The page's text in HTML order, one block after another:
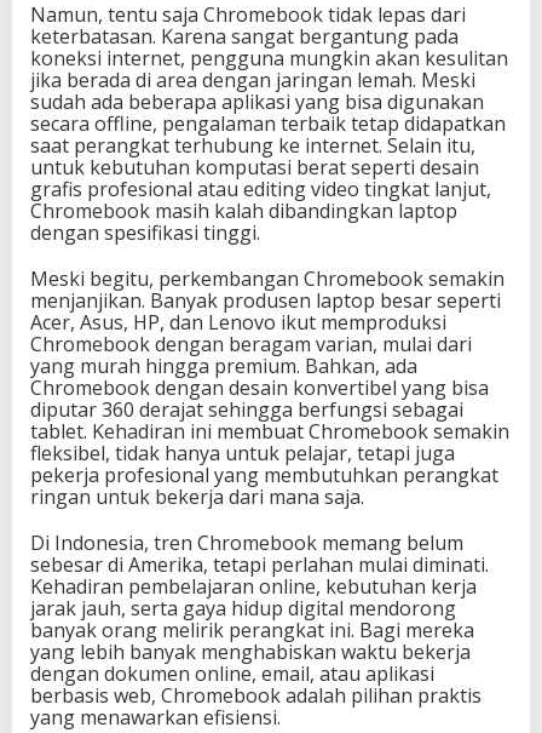
Namun, tentu saja Chromebook tidak lepas dari
keterbatasan. Karena sangat bergantung pada
koneksi internet, pengguna mungkin akan kesulitan
jika berada di area dengan jaringan lemah. Meski
sudah ada beberapa aplikasi yang bisa digunakan
secara offline, pengalaman terbaik tetap didapatkan
saat perangkat terhubung ke internet. Selain itu,
untuk kebutuhan komputasi berat seperti desain
grafis profesional atau editing video tingkat lanjut,
Chromebook masih kalah dibandingkan laptop
dengan spesifikasi tinggi.
Meski begitu, perkembangan Chromebook semakin
menjanjikan. Banyak produsen laptop besar seperti
Acer, Asus, HP, dan Lenovo ikut memproduksi
Chromebook dengan beragam varian, mulai dari
yang murah hingga premium. Bahkan, ada
Chromebook dengan desain konvertibel yang bisa
diputar 360 derajat sehingga berfungsi sebagai
tablet. Kehadiran ini membuat Chromebook semakin
fleksibel, tidak hanya untuk pelajar, tetapi juga
pekerja profesional yang membutuhkan perangkat
ringan untuk bekerja dari mana saja.
Di Indonesia, tren Chromebook memang belum
sebesar di Amerika, tetapi perlahan mulai diminati.
Kehadiran pembelajaran online, kebutuhan kerja
jarak jauh, serta gaya hidup digital mendorong
banyak orang melirik perangkat ini. Bagi mereka
yang lebih banyak menghabiskan waktu bekerja
dengan dokumen online, email, atau aplikasi
berbasis web, Chromebook adalah pilihan praktis
yang menawarkan efisiensi.